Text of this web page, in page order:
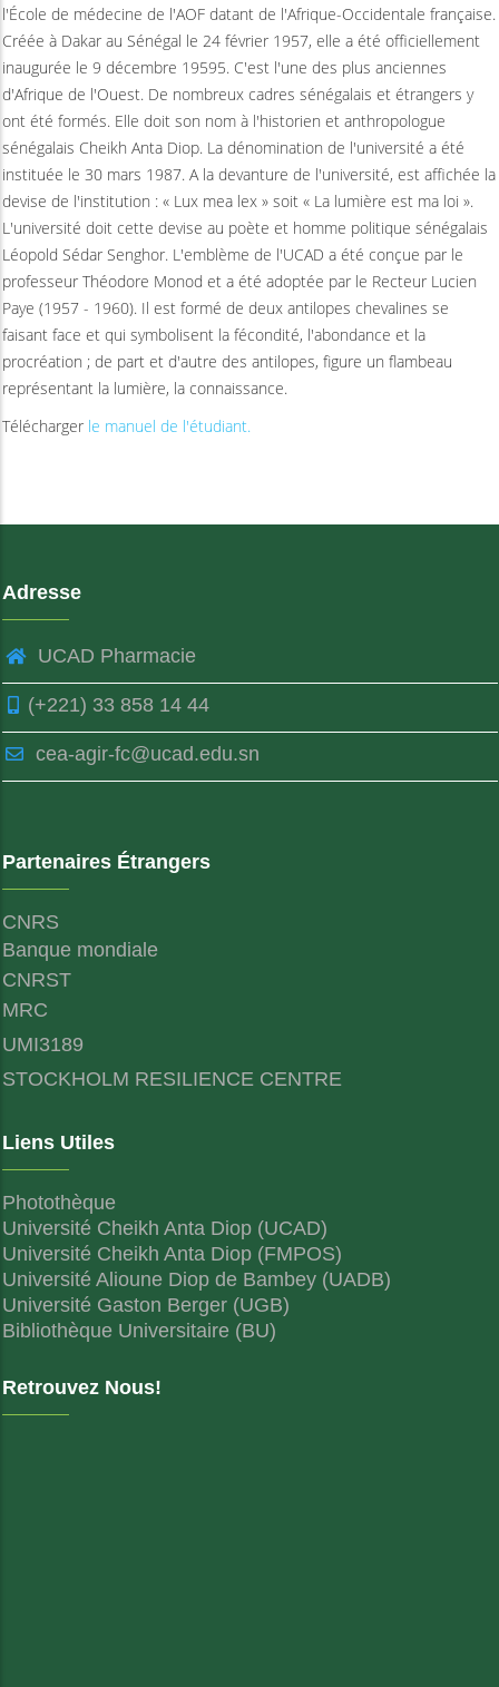
l'École de médecine de l'AOF datant de l'Afrique-Occidentale française.
Créée à Dakar au Sénégal le 24 février 1957, elle a été officiellement
inaugurée le 9 décembre 19595. C'est l'une des plus anciennes
d'Afrique de l'Ouest. De nombreux cadres sénégalais et étrangers y
ont été formés. Elle doit son nom à l'historien et anthropologue
sénégalais Cheikh Anta Diop. La dénomination de l'université a été
instituée le 30 mars 1987. A la devanture de l'université, est affichée la
devise de l'institution : « Lux mea lex » soit « La lumière est ma loi ».
L'université doit cette devise au poète et homme politique sénégalais
Léopold Sédar Senghor. L'emblème de l'UCAD a été conçue par le
professeur Théodore Monod et a été adoptée par le Recteur Lucien
Paye (1957 - 1960). Il est formé de deux antilopes chevalines se
faisant face et qui symbolisent la fécondité, l'abondance et la
procréation ; de part et d'autre des antilopes, figure un flambeau
représentant la lumière, la connaissance.
Télécharger le manuel de l'étudiant.
Adresse
UCAD Pharmacie
(+221) 33 858 14 44
cea-agir-fc@ucad.edu.sn
Partenaires Étrangers
CNRS
Banque mondiale
CNRST
MRC
UMI3189
STOCKHOLM RESILIENCE CENTRE
Liens Utiles
Photothèque
Université Cheikh Anta Diop (UCAD)
Université Cheikh Anta Diop (FMPOS)
Université Alioune Diop de Bambey (UADB)
Université Gaston Berger (UGB)
Bibliothèque Universitaire (BU)
Retrouvez Nous!